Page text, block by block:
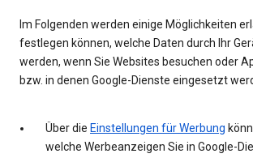
Im Folgenden werden einige Möglichkeiten
festlegen können, welche Daten durch Ihr
werden, wenn Sie Websites besuchen oder
bzw. in denen Google-Dienste eingesetzt
Über die Einstellungen für Werbung
welche Werbeanzeigen Sie in Google-